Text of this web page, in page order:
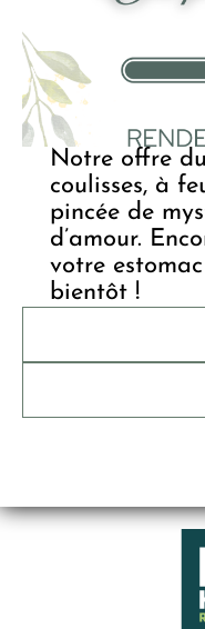
Notre offre
coulisses, à
pincée de
d’amour.
votre
bientôt !